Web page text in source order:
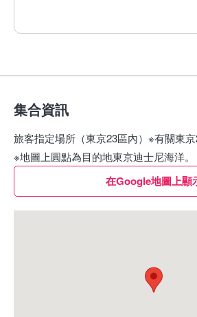
集合資訊
旅客指定場所（東京23區內）※有關東京
※地圖上圓點為目的地東京迪士尼海洋。
在Google地圖上顯